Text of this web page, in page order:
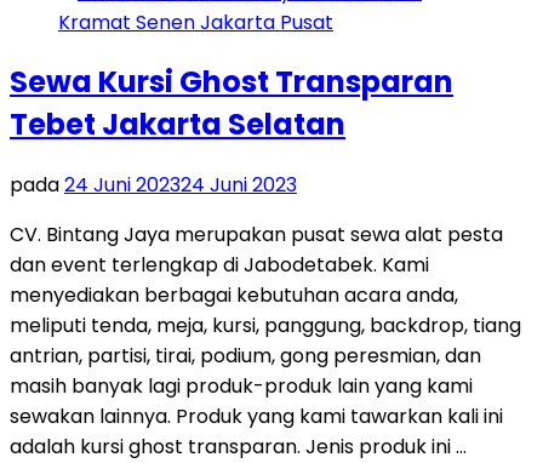
Sewa Kursi Ghost Transparan
Tebet Jakarta Selatan
pada24 Juni 202324 Juni 2023
CV. Bintang Jaya merupakan pusat sewa alat pesta
dan event terlengkap di Jabodetabek. Kami
menyediakan berbagai kebutuhan acara anda,
meliputi tenda, meja, kursi, panggung, backdrop, tiang
antrian, partisi, tirai, podium, gong peresmian, dan
masih banyak lagi produk-produk lain yang kami
sewakan lainnya. Produk yang kami tawarkan kali ini
adalah kursi ghost transparan. Jenis produk ini …